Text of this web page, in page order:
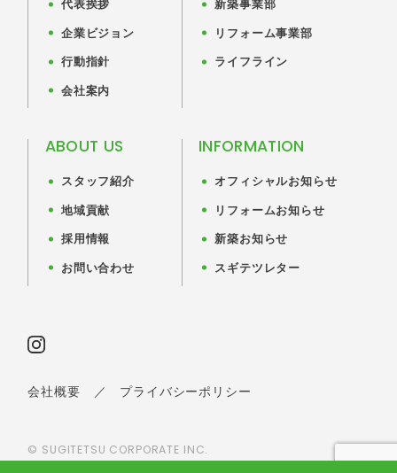
代表挨拶
企業ビジョン
行動指針
会社案内
新築事業部
リフォーム事業部
ライフライン
ABOUT US
スタッフ紹介
地域貢献
採用情報
お問い合わせ
INFORMATION
オフィシャルお知らせ
リフォームお知らせ
新築お知らせ
スギテツレター
会社概要 ／ プライバシーポリシー
© SUGITETSU CORPORATE INC.